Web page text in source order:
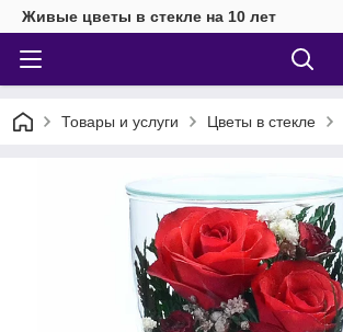
Живые цветы в стекле на 10 лет
Товары и услуги Цветы в стекле